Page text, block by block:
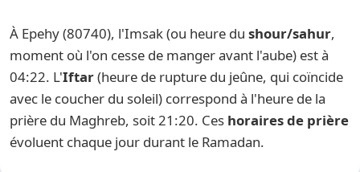
À Epehy (80740), l'Imsak (ou heure du shour/sahur,
moment où l'on cesse de manger avant l'aube) est à
04:22. L'Iftar(heure de rupture du jeûne, qui coïncide
avec le coucher du soleil) correspond à l'heure de la
prière du Maghreb, soit 21:20. Ces horaires de prière
évoluent chaque jour durant le Ramadan.